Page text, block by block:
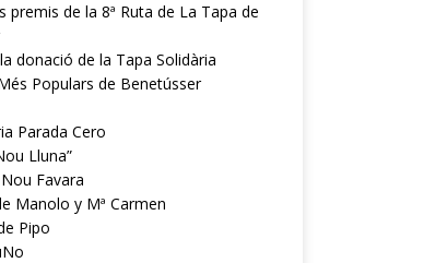
premis de la 8ª Ruta de La Tapa de
donació de la Tapa Solidària
Populars de Benetússer
Parada Cero
Lluna”
Favara
Manolo y Mª Carmen
Pipo